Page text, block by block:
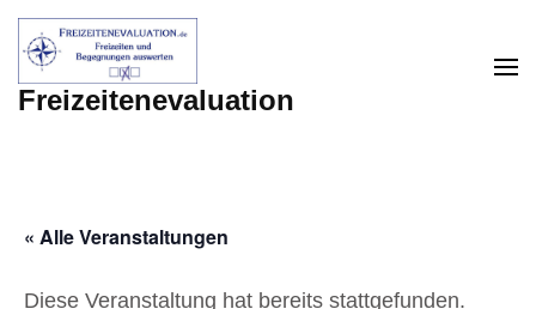
Zum
Inhalt
springen
Freizeitenevaluation
« Alle Veranstaltungen
Diese Veranstaltung hat bereits stattgefunden.